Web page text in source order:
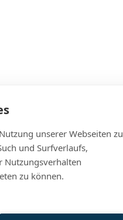
unserer Webseiten zu
und Surfverlaufs,
Nutzungsverhalten
zu können.